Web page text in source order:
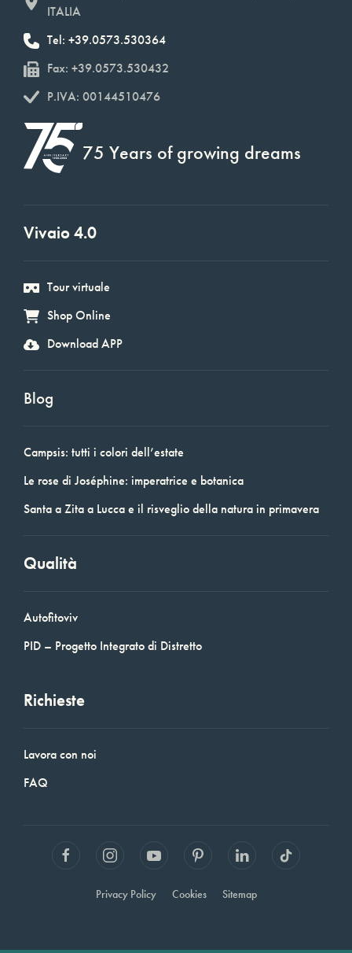
ITALIA
Tel: +39.0573.530364
Fax: +39.0573.530432
P.IVA: 00144510476
75 Years of growing dreams
Vivaio 4.0
Tour virtuale
Shop Online
Download APP
Blog
Campsis: tutti i colori dell’estate
Le rose di Joséphine: imperatrice e botanica
Santa a Zita a Lucca e il risveglio della natura in primavera
Qualità
Autofitoviv
PID – Progetto Integrato di Distretto
Richieste
Lavora con noi
FAQ
Privacy Policy Cookies Sitemap